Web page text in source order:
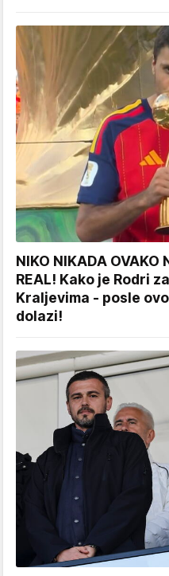
NIKO NIKADA OVAKO
REAL! Kako je Rodri
Kraljevima - posle
dolazi!